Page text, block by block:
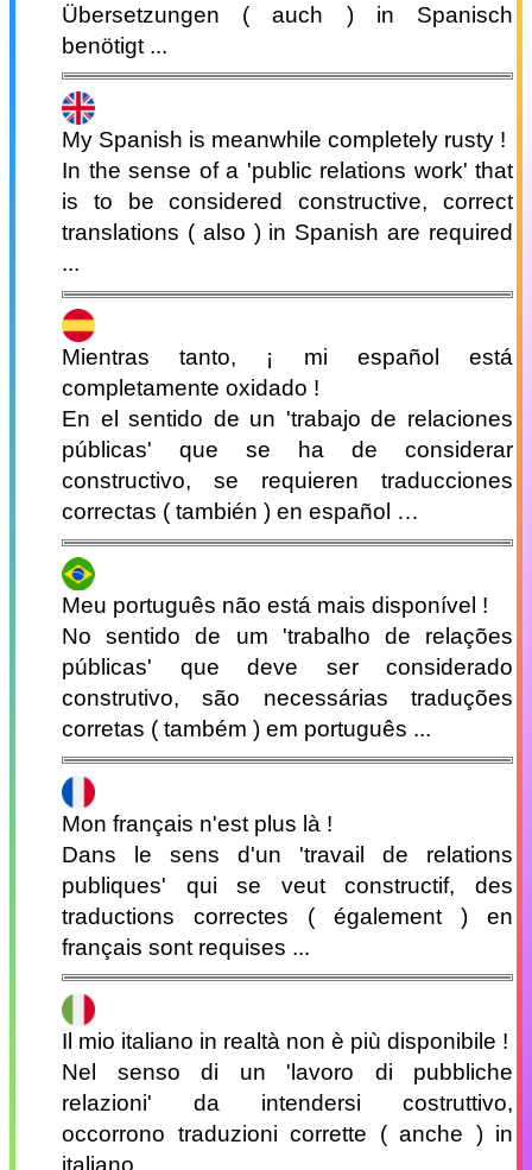
Übersetzungen ( auch ) in Spanisch
benötigt ...
My Spanish is meanwhile completely rusty !
In the sense of a 'public relations work' that
is to be considered constructive, correct
translations ( also ) in Spanish are required
...
Mientras tanto, ¡ mi español está
completamente oxidado !
En el sentido de un 'trabajo de relaciones
públicas' que se ha de considerar
constructivo, se requieren traducciones
correctas ( también ) en español …
Meu português não está mais disponível !
No sentido de um 'trabalho de relações
públicas' que deve ser considerado
construtivo, são necessárias traduções
corretas ( também ) em português ...
Mon français n'est plus là !
Dans le sens d'un 'travail de relations
publiques' qui se veut constructif, des
traductions correctes ( également ) en
français sont requises ...
Il mio italiano in realtà non è più disponibile !
Nel senso di un 'lavoro di pubbliche
relazioni' da intendersi costruttivo,
occorrono traduzioni corrette ( anche ) in
italiano ...